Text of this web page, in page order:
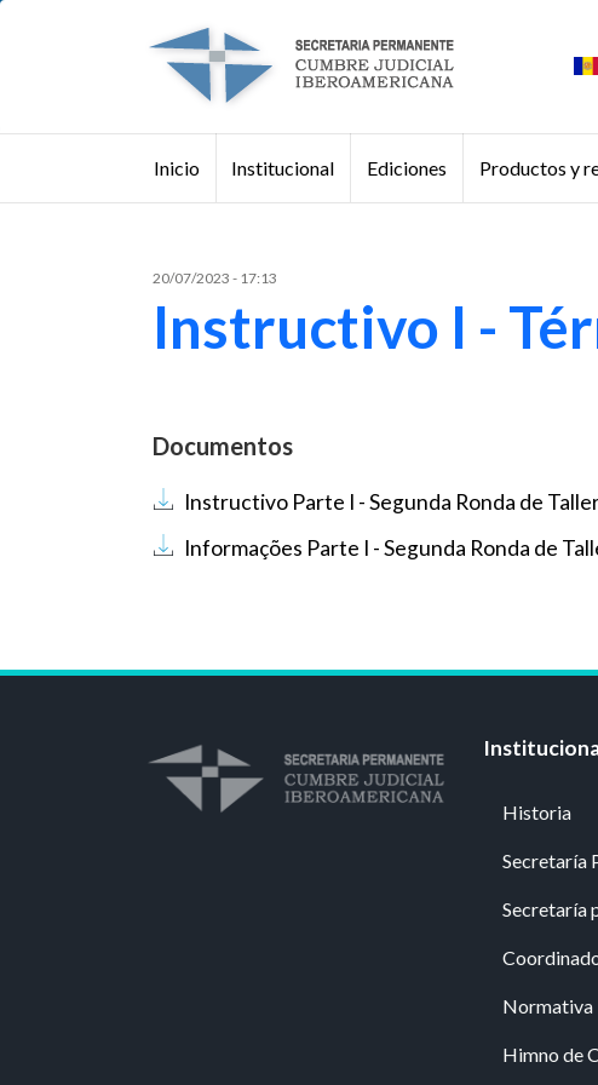
Buscar
Inicio Institucional Ediciones Productos y
20/07/2023 - 17:13
Instructivo I -
Documentos
Documento
Instructivo Parte I - Segunda Ronda de
Documento
Informações Parte I - Segunda Ronda de
Historia
Secretaría
Secretaría
Normativa
Himno de